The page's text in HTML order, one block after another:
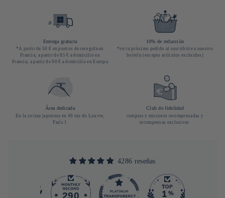
Entrega gratuita
*A partir de 50 € en puntos de recogida en
Francia; a partir de 85 € a domicilio en
Francia; a partir de 90 € a domicilio en Europa
10% de reducción
*en tu próximo pedido al suscribirte a nuestro
boletín (excepto artículos excluidos)
Área dedicada
En la cocina japonesa en 40 rue du Louvre,
París 1
Club de fidelidad
compras y misiones recompensadas y
recompensas exclusivas
4286 reseñas
290